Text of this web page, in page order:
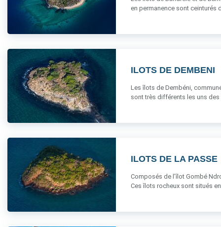
en permanence sont ceinturés
ILOTS DE DEMBENI
Les îlots de Dembéni,
sont très différents les uns des
ILOTS DE LA PASSE
Composés de l’îlot Gombé
Ces îlots rocheux sont situés